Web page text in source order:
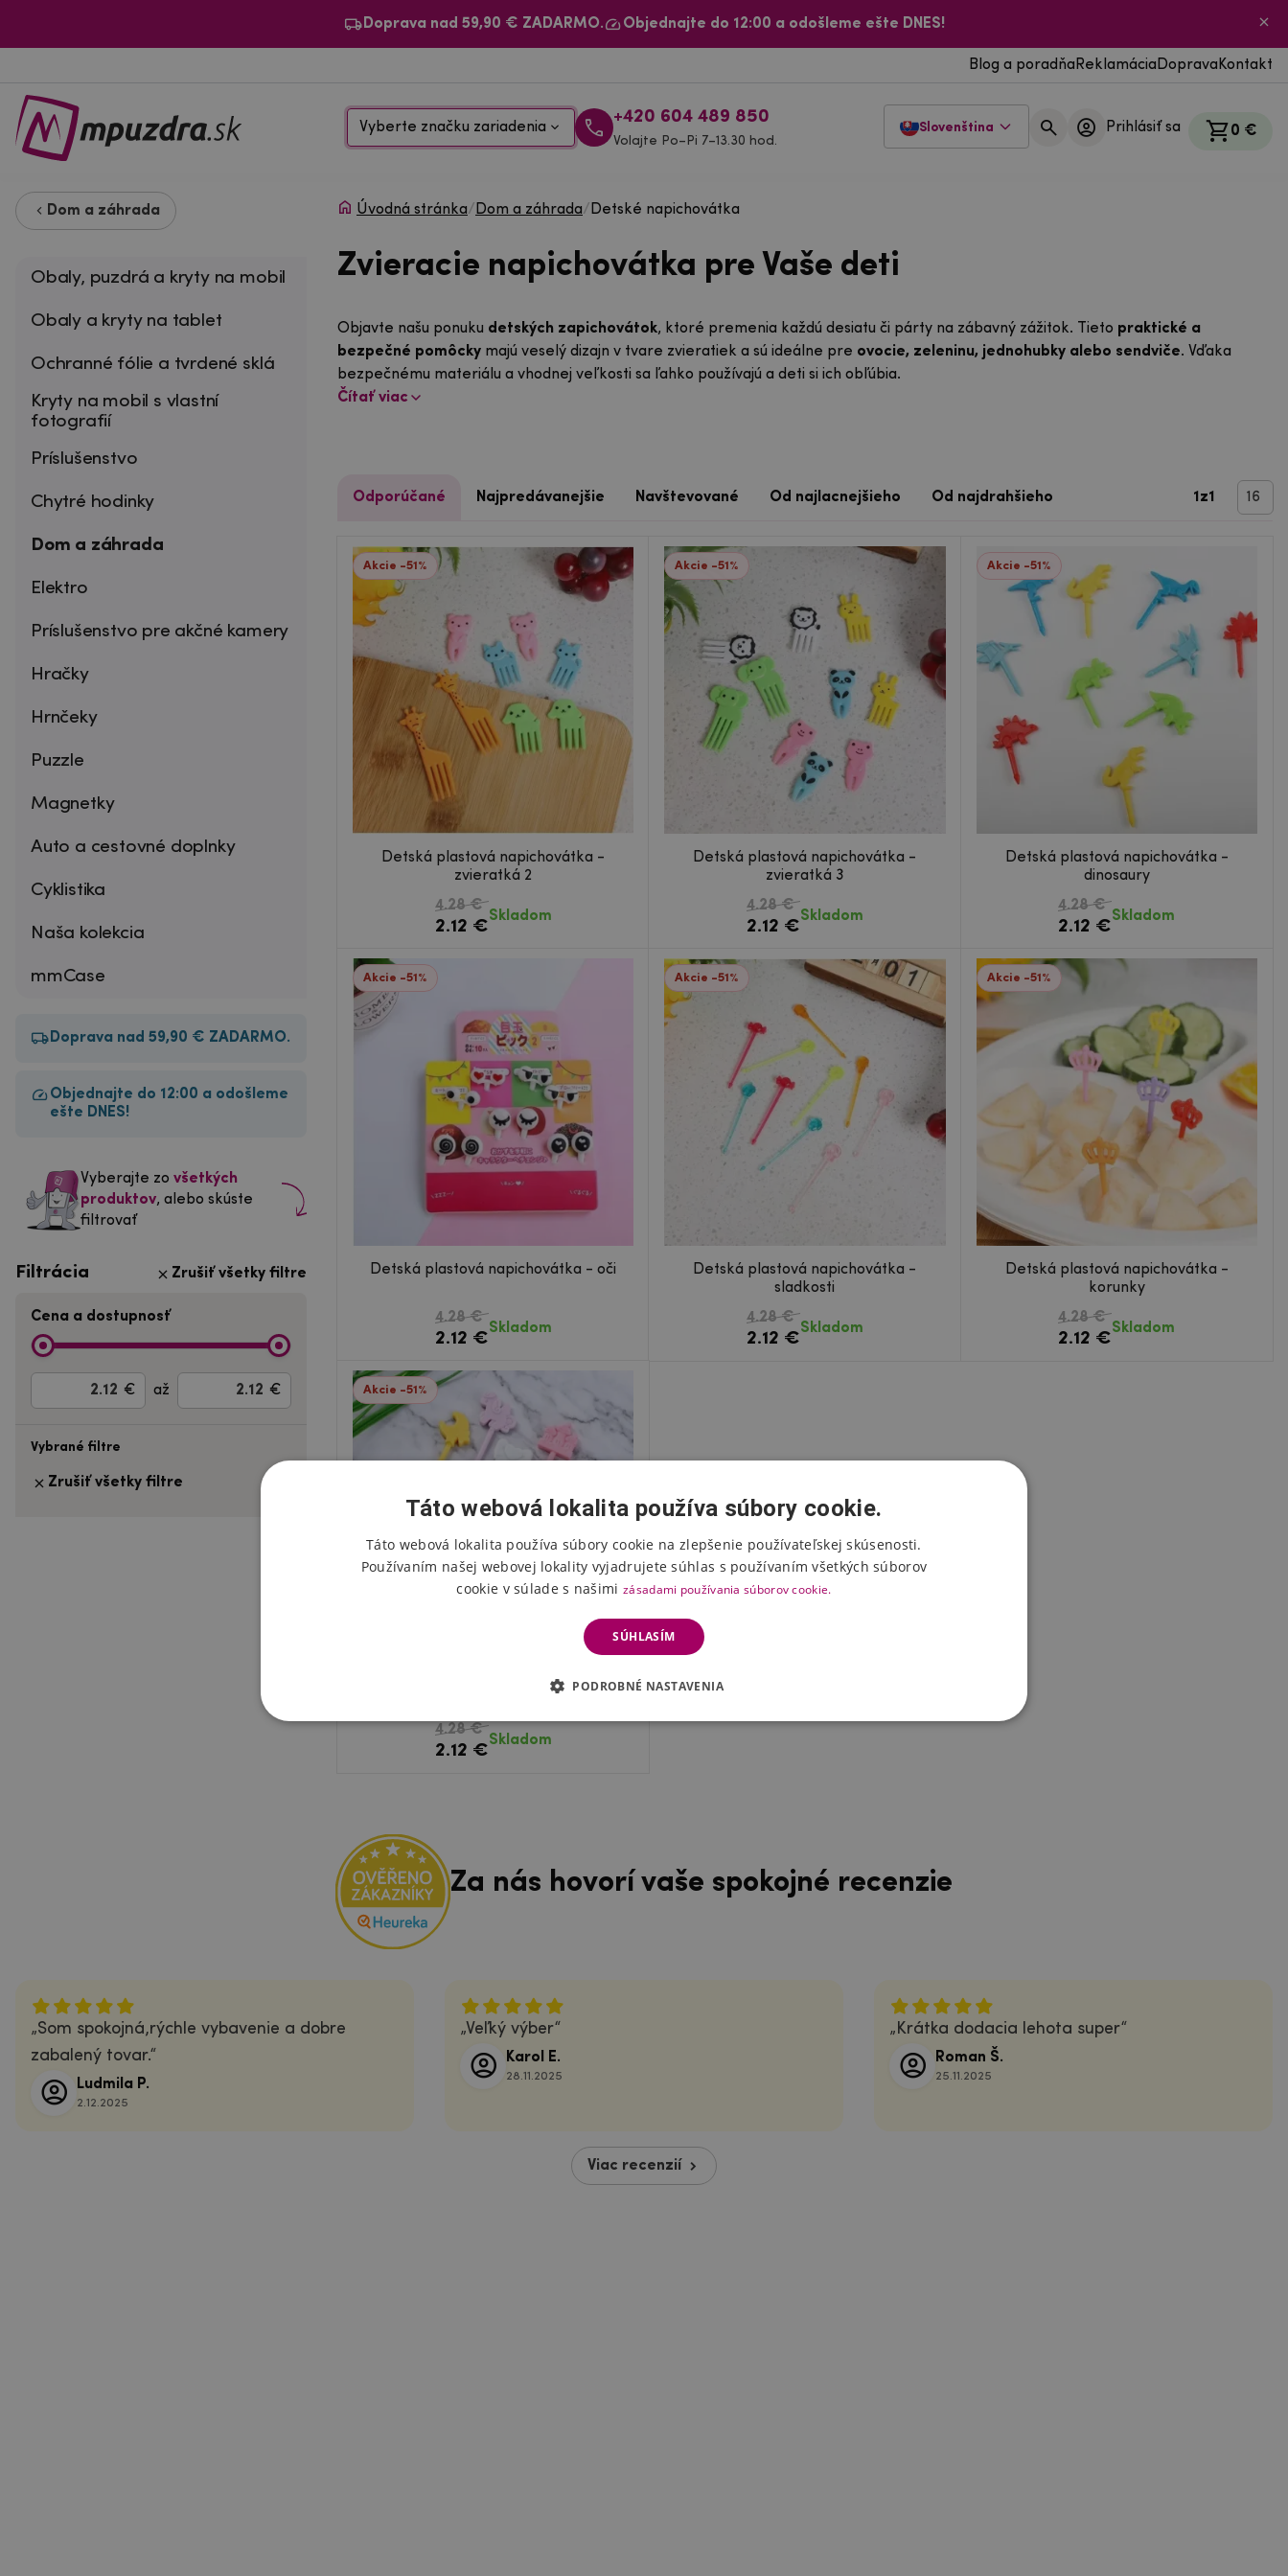
Doprava nad 59,90 € ZADARMO. Objednajte do 12:00 a odošleme ešte DNES!
Blog a poradňa Reklamácia Doprava Kontakt
Vyberte značku zariadenia
+420 604 489 850
Volajte Po–Pi 7–13.30 hod.
Slovenština Prihlásiť sa 0 €
Úvodná stránka/ Dom a záhrada/ Detské napichovátka
Zvieracie napichovátka pre Vaše deti
Objavte našu ponuku detských zapichovátok, ktoré premenia každú desiatu či párty na zábavný zážitok. Tieto praktické a
bezpečné pomôcky majú veselý dizajn v tvare zvieratiek a sú ideálne pre ovocie, zeleninu, jednohubky alebo sendviče. Vďaka
bezpečnému materiálu a vhodnej veľkosti sa ľahko používajú a deti si ich obľúbia.
Čítať viac
Odporúčané Najpredávanejšie Navštevované Od najlacnejšieho Od najdrahšieho 1 z1
Akcie -51%
Detská plastová napichovátka -
zvieratká 2
4.28 €
2.12 €
Skladom
Akcie -51%
Detská plastová napichovátka -
zvieratká 3
4.28 €
2.12 €
Skladom
Akcie -51%
Detská plastová napichovátka -
dinosaury
4.28 €
2.12 €
Skladom
Akcie -51%
Detská plastová napichovátka - oči
4.28 €
2.12 €
Skladom
Akcie -51%
Detská plastová napichovátka -
sladkosti
4.28 €
2.12 €
Skladom
Akcie -51%
Detská plastová napichovátka -
korunky
4.28 €
2.12 €
Skladom
Akcie -51%
Detská plastová napichovátka -
4.28 €
2.12 €
Skladom
Dom a záhrada
Obaly, puzdrá a kryty na mobil
Obaly a kryty na tablet
Ochranné fólie a tvrdené sklá
Kryty na mobil s vlastní
fotografií
Príslušenstvo
Chytré hodinky
Dom a záhrada
Elektro
Príslušenstvo pre akčné kamery
Hračky
Hrnčeky
Puzzle
Magnetky
Auto a cestovné doplnky
Cyklistika
Naša kolekcia
mmCase
Doprava nad 59,90 € ZADARMO.
Objednajte do 12:00 a odošleme
ešte DNES!
Vyberajte zo všetkých
produktov, alebo skúste
filtrovať
Filtrácia Zrušiť všetky filtre
Cena a dostupnosť
€ až €
Vybrané filtre
Zrušiť všetky filtre
Za nás hovorí vaše spokojné recenzie
Som spokojná,rýchle vybavenie a dobre
zabalený tovar.
Ludmila P.
2.12.2025
Veľký výber
Karol E.
28.11.2025
Krátka dodacia lehota super
Roman Š.
25.11.2025
Viac recenzií
Táto webová lokalita používa súbory cookie.
Táto webová lokalita používa súbory cookie na zlepšenie používateľskej skúsenosti.
Používaním našej webovej lokality vyjadrujete súhlas s používaním všetkých súborov
cookie v súlade s našimi zásadami používania súborov cookie.
SÚHLASÍM
PODROBNÉ NASTAVENIA